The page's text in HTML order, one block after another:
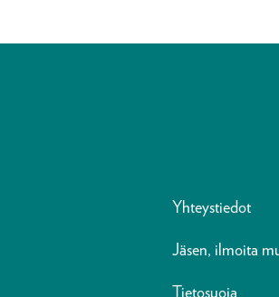
Yhteystiedot
Jäsen, ilmoita
Tietosuoja